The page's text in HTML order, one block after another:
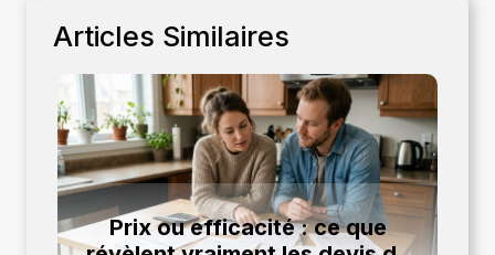
Articles Similaires
Prix ou efficacité : ce que